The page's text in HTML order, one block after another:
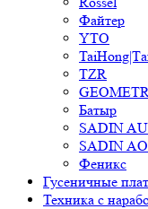
Файтер
YTO
TZR
Батыр
SADIN
SADIN
Феникс
Гусеничные
Техника с